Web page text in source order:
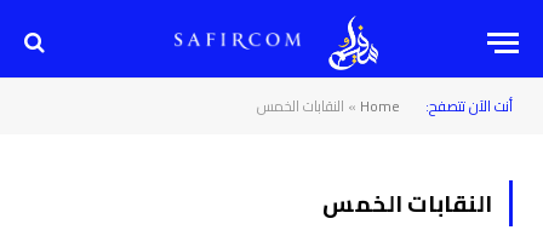
أنت الآن تتصفح: Home
» النقابات الخمس
النقابات الخمس